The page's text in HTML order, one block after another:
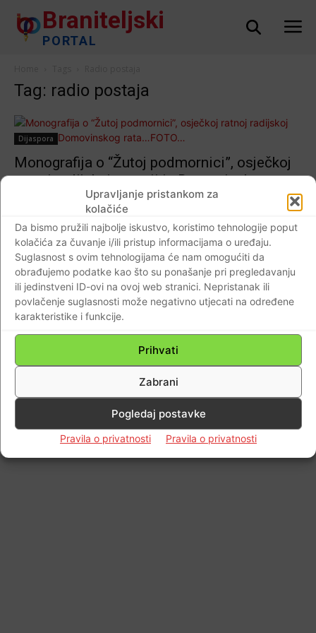
Upravljanje pristankom za
kolačiće
Da bismo pružili najbolje iskustvo, koristimo tehnologije poput
kolačića za čuvanje i/ili pristup informacijama o uređaju.
Suglasnost s ovim tehnologijama će nam omogućiti da
obrađujemo podatke kao što su ponašanje pri pregledavanju
ili jedinstveni ID-ovi na ovoj web stranici. Nepristanak ili
povlačenje suglasnosti može negativno utjecati na određene
karakteristike i funkcije.
Prihvati
Zabrani
Pogledaj postavke
Pravila o privatnosti Pravila o privatnosti
Braniteljski
PORTAL
Tag: radio postaja
Dijaspora
Monografija o “Žutoj podmornici”, osječkoj
ratnoj radijskoj postaji iz Domovinskog
rata…FOTO…
Impressum Kontaktirajte nas Pravila o privatnosti
© Newspaper WordPress Theme by TagDiv